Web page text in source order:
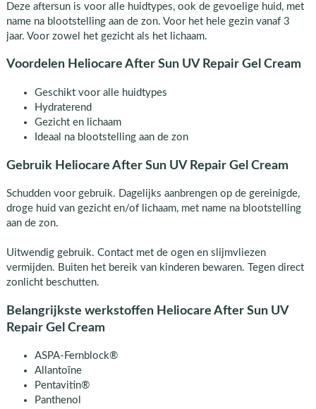
Deze aftersun is voor alle huidtypes, ook de gevoelige huid, met
name na blootstelling aan de zon. Voor het hele gezin vanaf 3
jaar. Voor zowel het gezicht als het lichaam.
Voordelen Heliocare After Sun UV Repair Gel Cream
Geschikt voor alle huidtypes
Hydraterend
Gezicht en lichaam
Ideaal na blootstelling aan de zon
Gebruik Heliocare After Sun UV Repair Gel Cream
Schudden voor gebruik. Dagelijks aanbrengen op de gereinigde,
droge huid van gezicht en/of lichaam, met name na blootstelling
aan de zon.
Uitwendig gebruik. Contact met de ogen en slijmvliezen
vermijden. Buiten het bereik van kinderen bewaren. Tegen direct
zonlicht beschutten.
Belangrijkste werkstoffen Heliocare After Sun UV
Repair Gel Cream
ASPA-Fernblock®
Allantoïne
Pentavitin®
Panthenol